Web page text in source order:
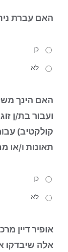
האם עברת
כן
לא
האם הינך
ועבור בת/ן זוג
קולקטיב)
תאונות ו/או
כן
לא
אופיר דיין
אלה שיבדקו